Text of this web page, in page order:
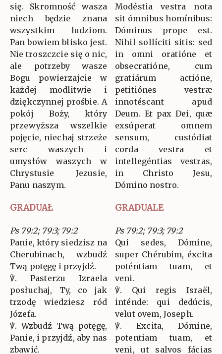
się. Skromność wasza
niech będzie znana
wszystkim ludziom.
Pan bowiem blisko jest.
Nie troszczcie się o nic,
ale potrzeby wasze
Bogu powierzajcie w
każdej modlitwie i
dziękczynnej prośbie. A
pokój Boży, który
przewyższa wszelkie
pojęcie, niechaj strzeże
serc waszych i
umysłów waszych w
Chrystusie Jezusie,
Panu naszym.
Modéstia vestra nota
sit ómnibus homínibus:
Dóminus prope est.
Nihil sollíciti sitis: sed
in omni oratióne et
obsecratióne, cum
gratiárum actióne,
petitiónes vestræ
innotéscant apud
Deum. Et pax Dei, quæ
exsúperat omnem
sensum, custódiat
corda vestra et
intellegéntias vestras,
in Christo Jesu,
Dómino nostro.
GRADUAŁ GRADUALE
Ps 79:2; 79:3; 79:2
Panie, który siedzisz na
Cherubinach, wzbudź
Twą potęgę i przyjdź.
℣. Pasterzu Izraela
posłuchaj, Ty, co jak
trzodę wiedziesz ród
Józefa.
℣. Wzbudź Twą potęgę,
Panie, i przyjdź, aby nas
zbawić.
Ps 79:2; 79:3; 79:2
Qui sedes, Dómine,
super Chérubim, éxcita
poténtiam tuam, et
veni.
℣. Qui regis Israël,
inténde: qui dedúcis,
velut ovem, Joseph.
℣. Excita, Dómine,
potentiam tuam, et
veni, ut salvos fácias